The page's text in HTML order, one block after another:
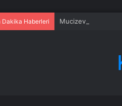
Dakika Haberleri Mucizevi kurtuluş!